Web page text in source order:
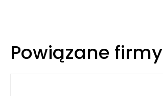
Powiązane firmy